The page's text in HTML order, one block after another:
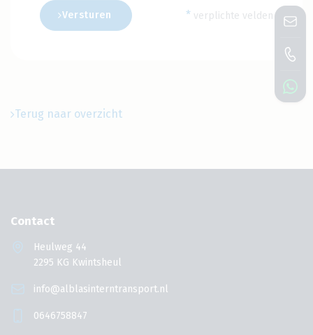
Versturen * verplichte velden
Terug naar overzicht
Contact
Heulweg 44
2295 KG Kwintsheul
info@alblasinterntransport.nl
0646758847